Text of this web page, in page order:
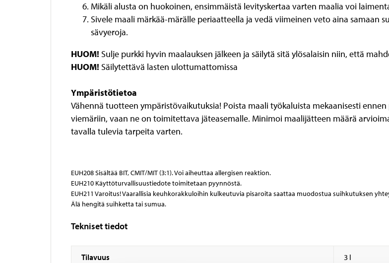
Mikäli alusta on huokoinen, ensimmäistä levityskertaa varten maalia voi
Sivele maali märkää-märälle periaatteella ja vedä viimeinen veto aina samaan
sävyeroja.
HUOM! Sulje purkki hyvin maalauksen jälkeen ja säilytä sitä ylösalaisin niin, että
HUOM! Säilytettävä lasten ulottumattomissa
Ympäristötietoa
Vähennä tuotteen ympäristövaikutuksia! Poista maali työkaluista mekaanisesti
viemäriin, vaan ne on toimitettava jäteasemalle. Minimoi maalijätteen määrä
tavalla tulevia tarpeita varten.
EUH208 Sisältää BIT, CMIT/MIT (3:1). Voi aiheuttaa allergisen reaktion.
EUH210 Käyttöturvallisuustiedote toimitetaan pyynnöstä.
EUH211 Varoitus! Vaarallisia keuhkorakkuloihin kulkeutuvia pisaroita saattaa muodostua suihkutuksen
Älä hengitä suihketta tai sumua.
Tekniset tiedot
Tilavuus 3 l